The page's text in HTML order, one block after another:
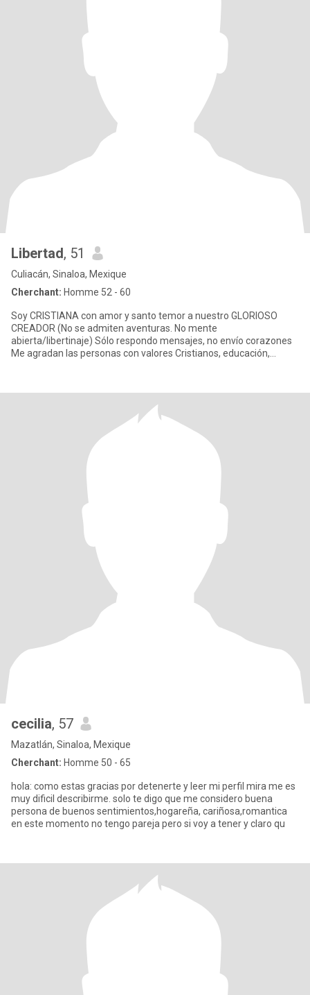
Libertad, 51
Culiacán, Sinaloa, Mexique
Cherchant: Homme 52 - 60
Soy CRISTIANA con amor y santo temor a nuestro GLORIOSO
CREADOR (No se admiten aventuras. No mente
abierta/libertinaje) Sólo respondo mensajes, no envío corazones
Me agradan las personas con valores Cristianos, educación,
cecilia, 57
Mazatlán, Sinaloa, Mexique
Cherchant: Homme 50 - 65
hola: como estas gracias por detenerte y leer mi perfil mira me es
muy dificil describirme. solo te digo que me considero buena
persona de buenos sentimientos,hogareña, cariñosa,romantica
en este momento no tengo pareja pero si voy a tener y claro qu